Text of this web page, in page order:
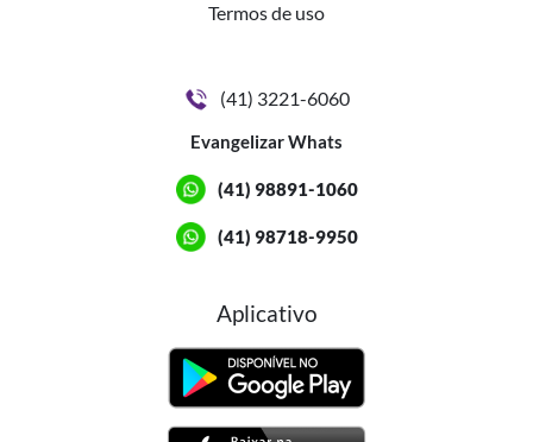
Termos de uso
(41) 3221-6060
Evangelizar Whats
(41) 98891-1060
(41) 98718-9950
Aplicativo